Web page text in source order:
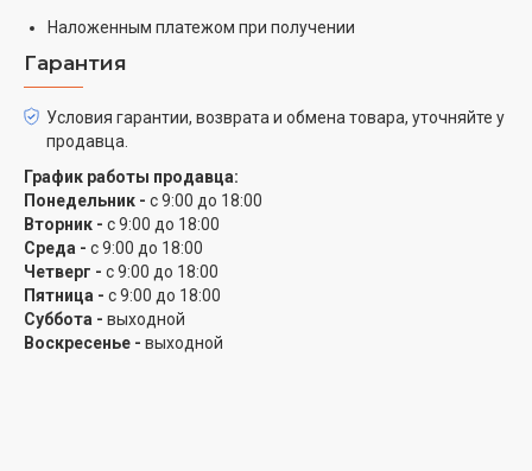
Наложенным платежом при получении
Гарантия
Условия гарантии, возврата и обмена товара, уточняйте у
продавца.
График работы продавца:
Понедельник - с 9:00 до 18:00
Вторник - с 9:00 до 18:00
Среда - с 9:00 до 18:00
Четверг - с 9:00 до 18:00
Пятница - с 9:00 до 18:00
Суббота - выходной
Воскресенье - выходной